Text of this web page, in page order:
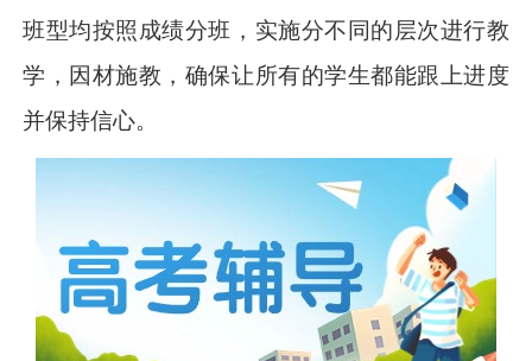
班型均按照成绩分班，实施分不同的层次进行教
学，因材施教，确保让所有的学生都能跟上进度
并保持信心。